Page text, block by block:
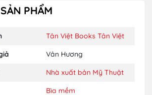
PHẨM
Tân Việt Books Tân Việt
Vân Hương
Nhà xuất bản Mỹ Thuật
Bìa mềm